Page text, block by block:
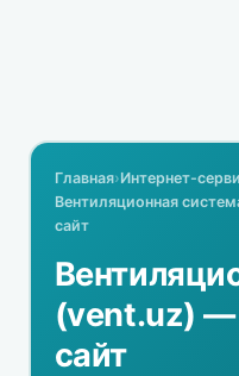
Главная›Интернет-
Вентиляционная
сайт
(vent.uz)
сайт